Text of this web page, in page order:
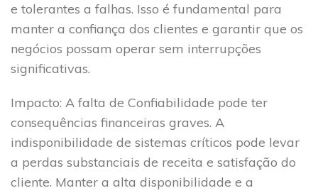
e tolerantes a falhas. Isso é fundamental para
manter a confiança dos clientes e garantir que os
negócios possam operar sem interrupções
significativas.
Impacto: A falta de Confiabilidade pode ter
consequências financeiras graves. A
indisponibilidade de sistemas críticos pode levar
a perdas substanciais de receita e satisfação do
cliente. Manter a alta disponibilidade e a